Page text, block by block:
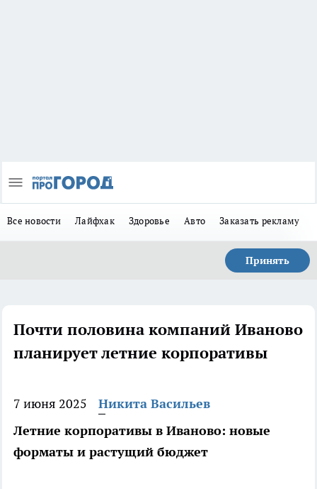
Все новости Лайфхак Здоровье Авто Заказать рекламу
Принять
Почти половина компаний Иваново
планирует летние корпоративы
7 июня 2025
Никита Васильев
Летние корпоративы в Иваново: новые
форматы и растущий бюджет